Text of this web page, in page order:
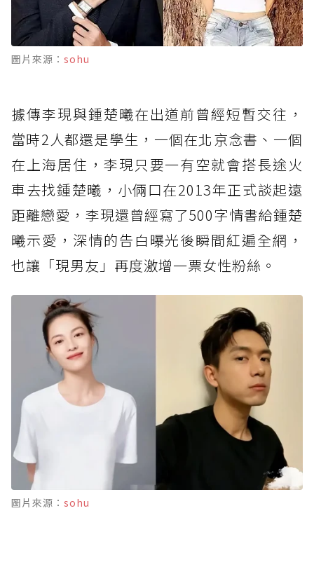
圖片來源： sohu
據傳李現與鍾楚曦在出道前曾經短暫交往，
當時2人都還是學生，一個在北京念書、一個
在上海居住，李現只要一有空就會搭長途火
車去找鍾楚曦，小倆口在2013年正式談起遠
距離戀愛，李現還曾經寫了500字情書給鍾楚
曦示愛，深情的告白曝光後瞬間紅遍全網，
也讓「現男友」再度激增一票女性粉絲。
圖片來源： sohu